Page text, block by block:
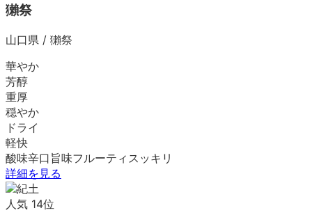
獺祭
山口県 / 獺祭
華やか
芳醇
重厚
穏やか
ドライ
軽快
酸味辛口 旨味フルーティ スッキリ
詳細を見る
人気 14位